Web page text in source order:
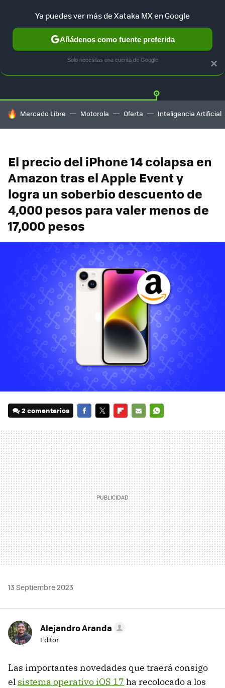
GUÍA DE COMPRAS MERCADO LIBRE
HOY SE HABLA DE
Mercado Libre Motorola Oferta Inteligencia Artificial
El precio del iPhone 14 colapsa en
Amazon tras el Apple Event y
logra un soberbio descuento de
4,000 pesos para valer menos de
17,000 pesos
2 comentarios
MAIL
13 Septiembre 2023
Alejandro Aranda
Editor
Las importantes novedades que traerá consigo
el sistema operativo iOS 17 ha recolocado a los
×
Ya puedes ver más de Xataka MX en Google
Añádenos como fuente preferida
Solo necesitas una cuenta de Google